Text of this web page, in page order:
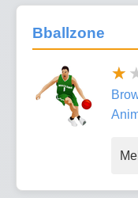
Bballzone